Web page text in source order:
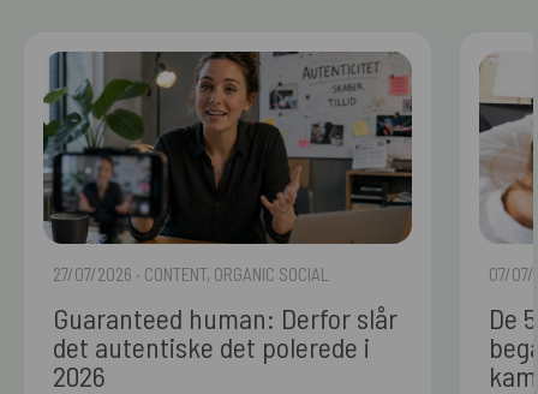
27/07/2026 · CONTENT, ORGANIC SOCIAL
Guaranteed human: Derfor slår
det autentiske det polerede i
2026
07/
De